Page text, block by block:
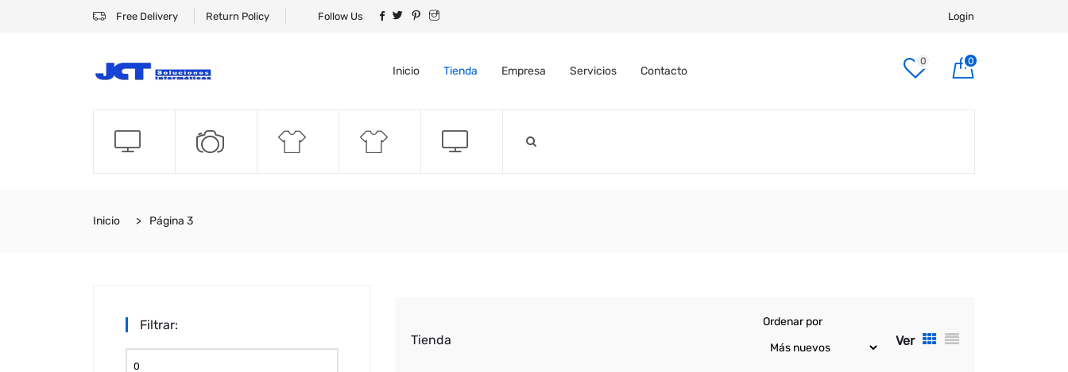
Free Delivery Return Policy Follow Us Login
Inicio Tienda Empresa Servicios Contacto
0 0
Inicio Página 3
Filtrar:
Tienda
Ordenar por
Ver